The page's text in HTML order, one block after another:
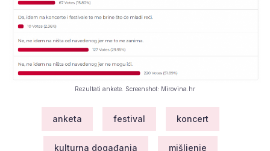
Rezultati ankete. Screenshot: Mirovina.hr
anketa festival koncert
kulturna događanja mišljenje